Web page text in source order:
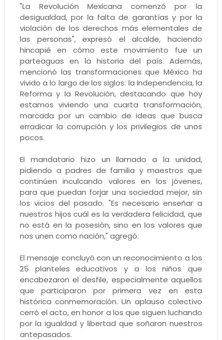
"La Revolución Mexicana comenzó por la
desigualdad, por la falta de garantías y por la
violación de los derechos más elementales de
las personas", expresó el alcalde, haciendo
hincapié en cómo este movimiento fue un
parteaguas en la historia del país. Además,
mencionó las transformaciones que México ha
vivido a lo largo de los siglos: la Independencia, la
Reforma y la Revolución, destacando que hoy
estamos viviendo una cuarta transformación,
marcada por un cambio de ideas que busca
erradicar la corrupción y los privilegios de unos
pocos.
El mandatario hizo un llamado a la unidad,
pidiendo a padres de familia y maestros que
continúen inculcando valores en los jóvenes,
para que puedan forjar una sociedad mejor, sin
los vicios del pasado. "Es necesario enseñar a
nuestros hijos cuál es la verdadera felicidad, que
no está en la posesión, sino en los valores que
nos unen como nación," agregó.
El mensaje concluyó con un reconocimiento a los
25 planteles educativos y a los niños que
encabezaron el desfile, especialmente aquellos
que participaron por primera vez en esta
histórica conmemoración. Un aplauso colectivo
cerró el acto, en honor a los que siguen luchando
por la igualdad y libertad que soñaron nuestros
antepasados.